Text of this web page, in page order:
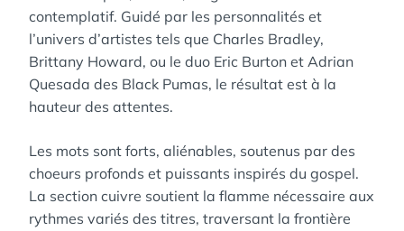
contemplatif. Guidé par les personnalités et
l’univers d’artistes tels que Charles Bradley,
Brittany Howard, ou le duo Eric Burton et Adrian
Quesada des Black Pumas, le résultat est à la
hauteur des attentes.
Les mots sont forts, aliénables, soutenus par des
choeurs profonds et puissants inspirés du gospel.
La section cuivre soutient la flamme nécessaire aux
rythmes variés des titres, traversant la frontière